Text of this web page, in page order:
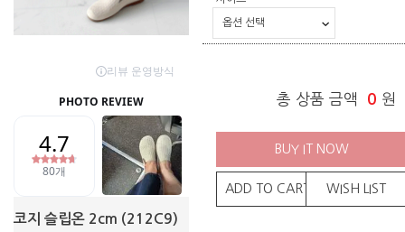
코지 슬립온 2cm (212C9)
총 상품 금액 0 원
BUY IT NOW
ADD TO CART WISH LIST